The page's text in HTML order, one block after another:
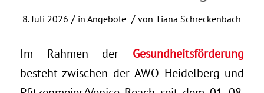
8. Juli 2026 / inAngebote / vonTiana Schreckenbach
Im Rahmen der Gesundheitsförderung
besteht zwischen der AWO Heidelberg und